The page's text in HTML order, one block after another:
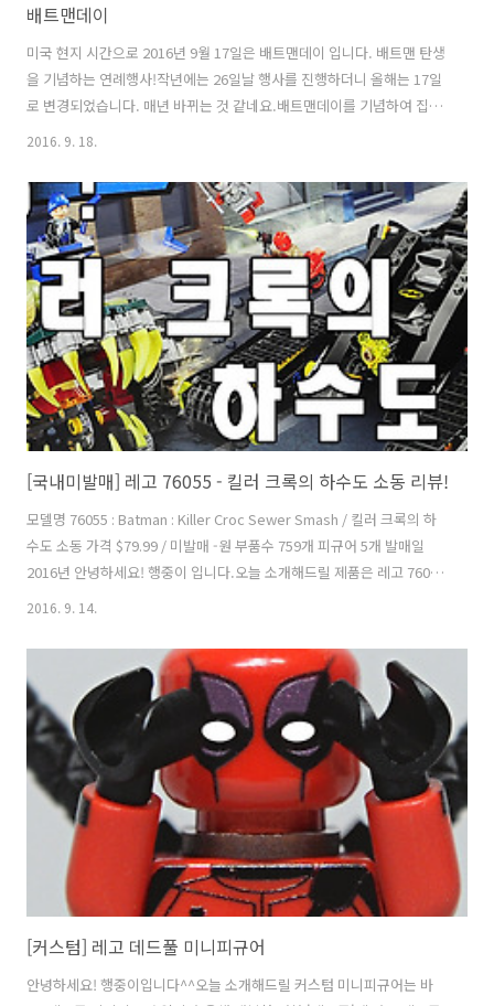
배트맨데이
미국 현지 시간으로 2016년 9월 17일은 배트맨데이 입니다. 배트맨 탄생
을 기념하는 연례행사!작년에는 26일날 행사를 진행하더니 올해는 17일
로 변경되었습니다. 매년 바뀌는 것 같네요.배트맨데이를 기념하여 집에
있는 배트맨 미니피규어를 모두 모아 찍어 보았습니다.오늘로써 연휴가
2016. 9. 18.
[국내미발매] 레고 76055 - 킬러 크록의 하수도 소동 리뷰!
모델명 76055 : Batman : Killer Croc Sewer Smash / 킬러 크록의 하
수도 소동 가격 $79.99 / 미발매 -원 부품수 759개 피규어 5개 발매일
2016년 안녕하세요! 행중이 입니다.오늘 소개해드릴 제품은 레고 76055
: 킬러 크록의 하수도 소동 입니다! 이 제품은 국내 미발매 제품이라 국내
서 발매가 안되는 제품이 있다는 게 신기할 따름 입니다. 그 것도 슈퍼히
어로 제품 군에서요!많은 분들이 국내 미발매 원인이 해당 제품에 들어있
는 '카타나'라는 일장기가 그려져있는 캐릭터 때문이라고 추측하시던데
자세한건 며느리도 모릅니다~미국 발매 가격은 79.99달러 부품 수 759
개 그리고 미니피규어 5개가 들..
2016. 9. 14.
[커스텀] 레고 데드풀 미니피규어
안녕하세요! 행중이입니다^^오늘 소개해드릴 커스텀 미니피규어는 바